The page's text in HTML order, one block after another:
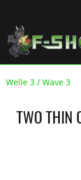
Welle 3 / Wave 3
TWO THIN